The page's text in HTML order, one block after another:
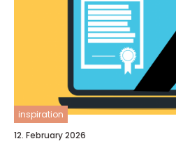
inspiration
12. February 2026